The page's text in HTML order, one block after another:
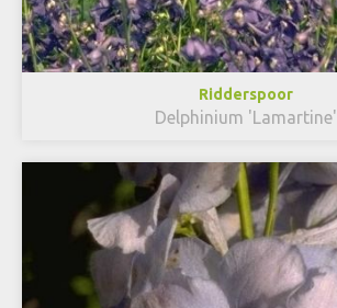
Ridderspoor
Delphinium 'Lamartine'